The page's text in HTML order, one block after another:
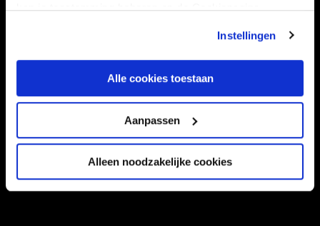
kan je toestemming beheren op de Cookiepagina.
Instellingen
Alle cookies toestaan
Aanpassen
Alleen noodzakelijke cookies
Navigeer naar
CLUB
STADION
FOUNDATION
KAARTVERKOOP
BUSINESS